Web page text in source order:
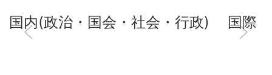
国内(政治・国会・社会・行政) 国際